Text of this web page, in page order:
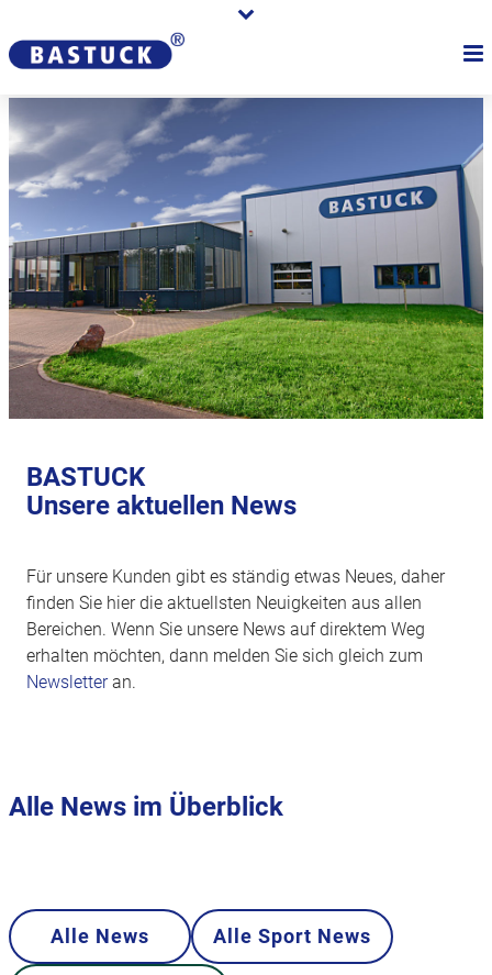
BASTUCK
Unsere aktuellen News
Für unsere Kunden gibt es ständig etwas Neues, daher
finden Sie hier die aktuellsten Neuigkeiten aus allen
Bereichen. Wenn Sie unsere News auf direktem Weg
erhalten möchten, dann melden Sie sich gleich zum
Newsletteran.
Alle News im Überblick
Alle News Alle Sport News